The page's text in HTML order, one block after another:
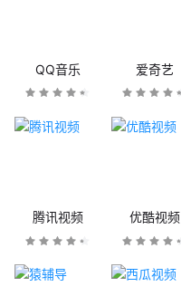
QQ音乐 爱奇艺
腾讯视频 优酷视频